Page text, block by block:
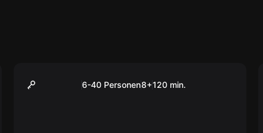
Das Abenteuer in
6-40 Personen8+120 min.